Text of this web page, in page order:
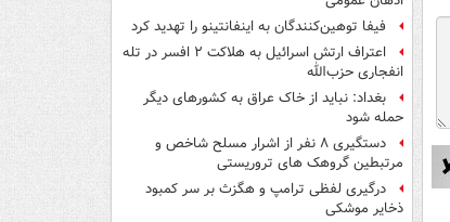
فیفا توهین‌کنندگان به اینفانتینو را تهدید کرد
اعتراف ارتش اسرائیل به هلاکت ۲ افسر در تله
انفجاری حزب‌الله
بغداد: نباید از خاک عراق به کشورهای دیگر
حمله شود
دستگیری ۸ نفر از اشرار مسلح شاخص و
مرتبطین گروهک های تروریستی
درگیری لفظی ترامپ و هگزث بر سر کمبود
ذخایر موشکی